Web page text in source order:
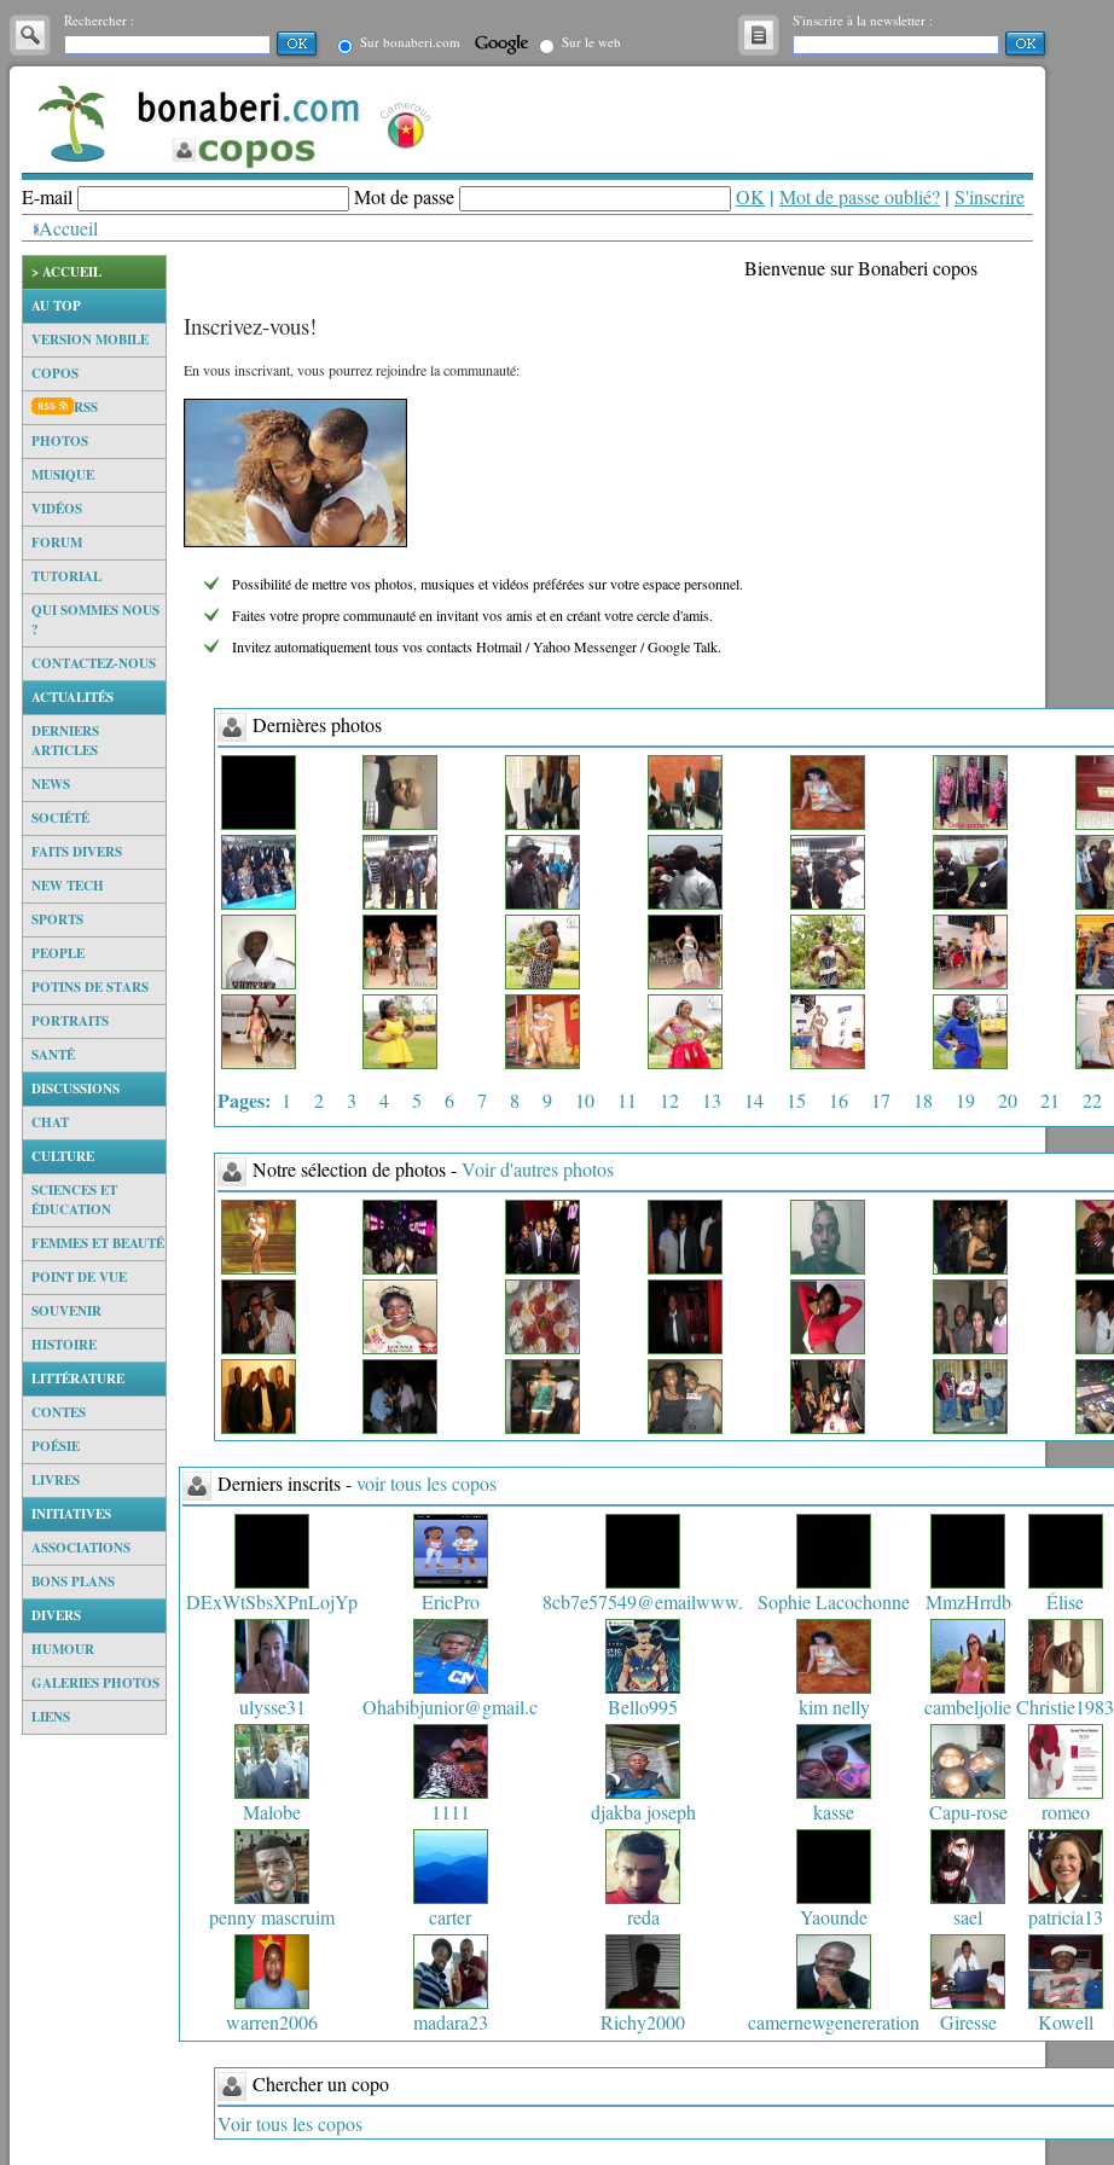
Rechercher :
Sur bonaberi.com
Sur le web
S'inscrire à la newsletter :
E-mail Mot de passe OK | Mot de passe oublié? | S'inscrire
Accueil
> ACCUEIL
AU TOP
VERSION MOBILE
COPOS
RSS
PHOTOS
MUSIQUE
VIDÉOS
FORUM
TUTORIAL
QUI SOMMES NOUS
?
CONTACTEZ-NOUS
ACTUALITÉS
DERNIERS
ARTICLES
NEWS
SOCIÉTÉ
FAITS DIVERS
NEW TECH
SPORTS
PEOPLE
POTINS DE STARS
PORTRAITS
SANTÉ
DISCUSSIONS
CHAT
CULTURE
SCIENCES ET
ÉDUCATION
FEMMES ET BEAUTÉ
POINT DE VUE
SOUVENIR
HISTOIRE
LITTÉRATURE
CONTES
POÉSIE
LIVRES
INITIATIVES
ASSOCIATIONS
BONS PLANS
DIVERS
HUMOUR
GALERIES PHOTOS
LIENS
Bienvenue sur Bonaberi copos
Inscrivez-vous!
En vous inscrivant, vous pourrez rejoindre la communauté:
Possibilité de mettre vos photos, musiques et vidéos préférées sur votre espace personnel.
Faites votre propre communauté en invitant vos amis et en créant votre cercle d'amis.
Invitez automatiquement tous vos contacts Hotmail / Yahoo Messenger / Google Talk.
Dernières photos
Pages: 1 2 3 4 5 6 7 8 9 10 11 12 13 14 15 16 17 18 19 20 21 22
Notre sélection de photos -Voir d'autres photos
Derniers inscrits -voir tous les copos
DExWtSbsXPnLojYp EricPro 8cb7e57549@emailwww. Sophie Lacochonne MmzHrrdb Élise
ulysse31 Ohabibjunior@gmail.c Bello995 kim nelly cambeljolieChristie1983
Malobe 1111 djakba joseph kasse Capu-rose romeo
penny mascruim carter reda Yaounde sael patricia13
warren2006 madara23 Richy2000 camernewgenereration Giresse Kowell
Chercher un copo
Voir tous les copos